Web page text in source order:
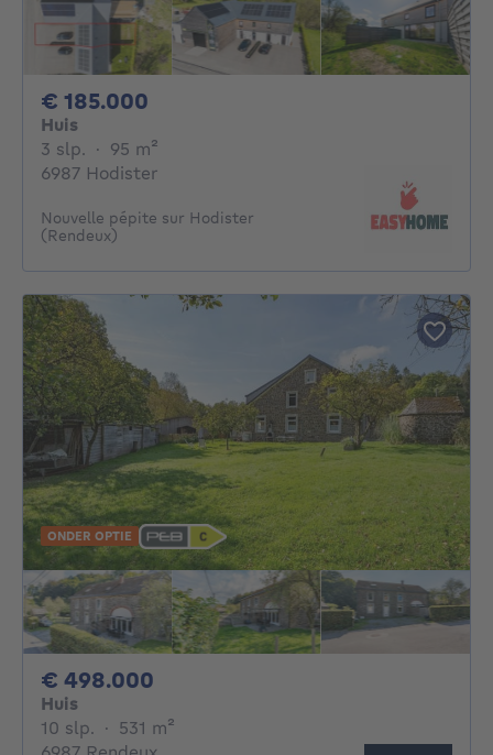
€ 185.000
Huis
3 slp. 3 slaapkamers
· 95 m²
6987 Hodister
Nouvelle pépite sur Hodister
(Rendeux)
ONDER OPTIE
€ 498.000
Huis
10 slp. 10 slaapkamers
· 531 m²